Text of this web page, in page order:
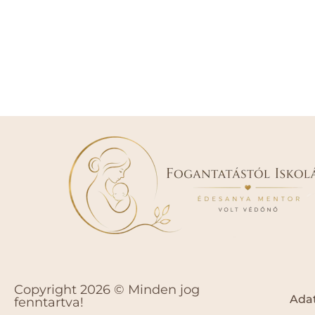
Copyright 2026 © Minden jog
fenntartva!